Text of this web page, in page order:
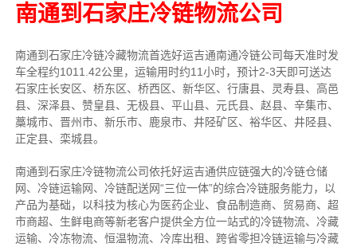
南通到石家庄冷链物流公司
南通到石家庄冷链冷藏物流首选好运吉通南通冷链公司每天准时发
车全程约1011.42公里，运输用时约11小时，预计2-3天即可送达
石家庄长安区、桥东区、桥西区、新华区、行唐县、灵寿县、高邑
县、深泽县、赞皇县、无极县、平山县、元氏县、赵县、辛集市、
藁城市、晋州市、新乐市、鹿泉市、井陉矿区、裕华区、井陉县、
正定县、栾城县。
南通到石家庄冷链物流公司依托好运吉通供应链强大的冷链仓储
网、冷链运输网、冷链配送网“三位一体”的综合冷链服务能力，以
产品为基础，以科技为核心为医药企业、食品制造商、贸易商、超
市商超、生鲜电商等新老客户提供全方位一站式的冷链物流、冷藏
运输、冷冻物流、恒温物流、冷库出租、跨省零担冷链运输与冷藏